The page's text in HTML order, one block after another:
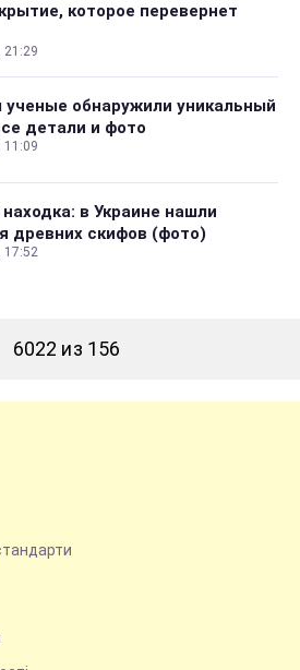
которое перевернет
21:29
обнаружили уникальный
детали и фото
11:09
в Украине нашли
древних скифов (фото)
17:52
6022 из 156